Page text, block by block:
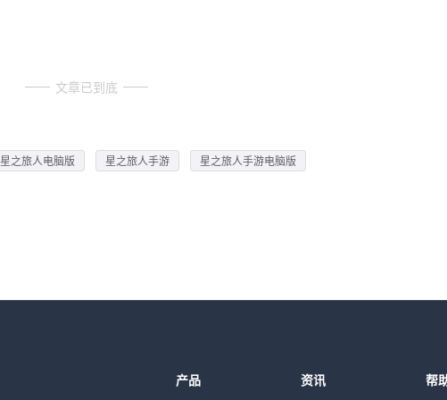
文章已到底
星之旅人电脑版 星之旅人手游
星之旅人手游电脑版
产品 资讯 帮